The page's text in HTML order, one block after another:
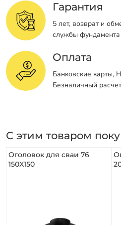
Гарантия
5 лет, возврат и
службы
Оплата
Банковские карты,
Безналичный расчет
С этим товаром
Оголовок для сваи 76
150X150